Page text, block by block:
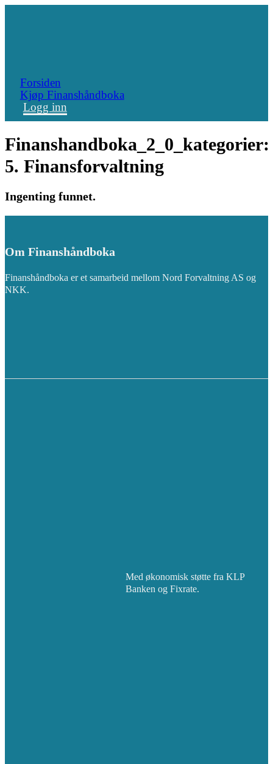
Forsiden
Kjøp Finanshåndboka
Logg inn
Finanshandboka_2_0_kategorier:
5. Finansforvaltning
Ingenting funnet.
Om Finanshåndboka
Finanshåndboka er et samarbeid mellom Nord Forvaltning AS og
NKK.
Med økonomisk støtte fra KLP
Banken og Fixrate.